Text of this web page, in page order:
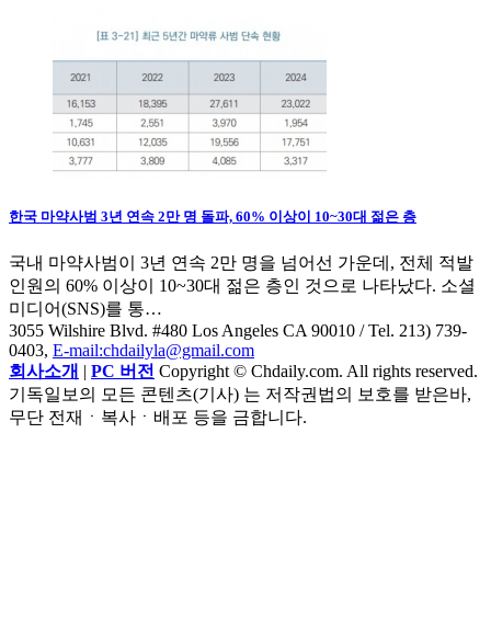
한국 마약사범 3년 연속 2만 명 돌파, 60% 이상이 10~30대 젊은 층
국내 마약사범이 3년 연속 2만 명을 넘어선 가운데, 전체 적발
인원의 60% 이상이 10~30대 젊은 층인 것으로 나타났다. 소셜
미디어(SNS)를 통…
3055 Wilshire Blvd. #480 Los Angeles CA 90010 / Tel. 213) 739-
0403, E-mail:chdailyla@gmail.com
회사소개 | PC 버전 Copyright © Chdaily.com. All rights reserved.
기독일보의 모든 콘텐츠(기사) 는 저작권법의 보호를 받은바,
무단 전재ㆍ복사ㆍ배포 등을 금합니다.